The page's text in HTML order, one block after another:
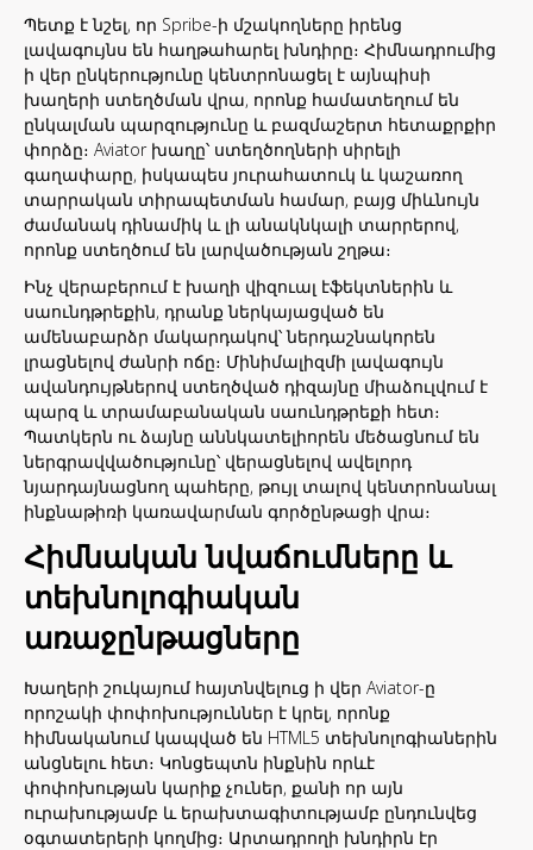
Պետք է նշել, որ Spribe-ի մշակողները իրենց
լավագույնս են հաղթահարել խնդիրը։ Հիմնադրումից
ի վեր ընկերությունը կենտրոնացել է այնպիսի
խաղերի ստեղծման վրա, որոնք համատեղում են
ընկալման պարզությունը և բազմաշերտ հետաքրքիր
փորձը։ Aviator խաղը՝ ստեղծողների սիրելի
գաղափարը, իսկապես յուրահատուկ և կաշառող
տարրական տիրապետման համար, բայց միևնույն
ժամանակ դինամիկ և լի անակնկալի տարրերով,
որոնք ստեղծում են լարվածության շղթա։
Ինչ վերաբերում է խաղի վիզուալ էֆեկտներին և
սաունդթրեքին, դրանք ներկայացված են
ամենաբարձր մակարդակով՝ ներդաշնակորեն
լրացնելով ժանրի ոճը։ Մինիմալիզմի լավագույն
ավանդույթներով ստեղծված դիզայնը միաձուլվում է
պարզ և տրամաբանական սաունդթրեքի հետ։
Պատկերն ու ձայնը աննկատելիորեն մեծացնում են
ներգրավվածությունը՝ վերացնելով ավելորդ
նյարդայնացնող պահերը, թույլ տալով կենտրոնանալ
ինքնաթիռի կառավարման գործընթացի վրա։
Հիմնական նվաճումները և
տեխնոլոգիական
առաջընթացները
Խաղերի շուկայում հայտնվելուց ի վեր Aviator-ը
որոշակի փոփոխություններ է կրել, որոնք
հիմնականում կապված են HTML5 տեխնոլոգիաներին
անցնելու հետ։ Կոնցեպտն ինքնին որևէ
փոփոխության կարիք չուներ, քանի որ այն
ուրախությամբ և երախտագիտությամբ ընդունվեց
օգտատերերի կողմից։ Արտադրողի խնդիրն էր